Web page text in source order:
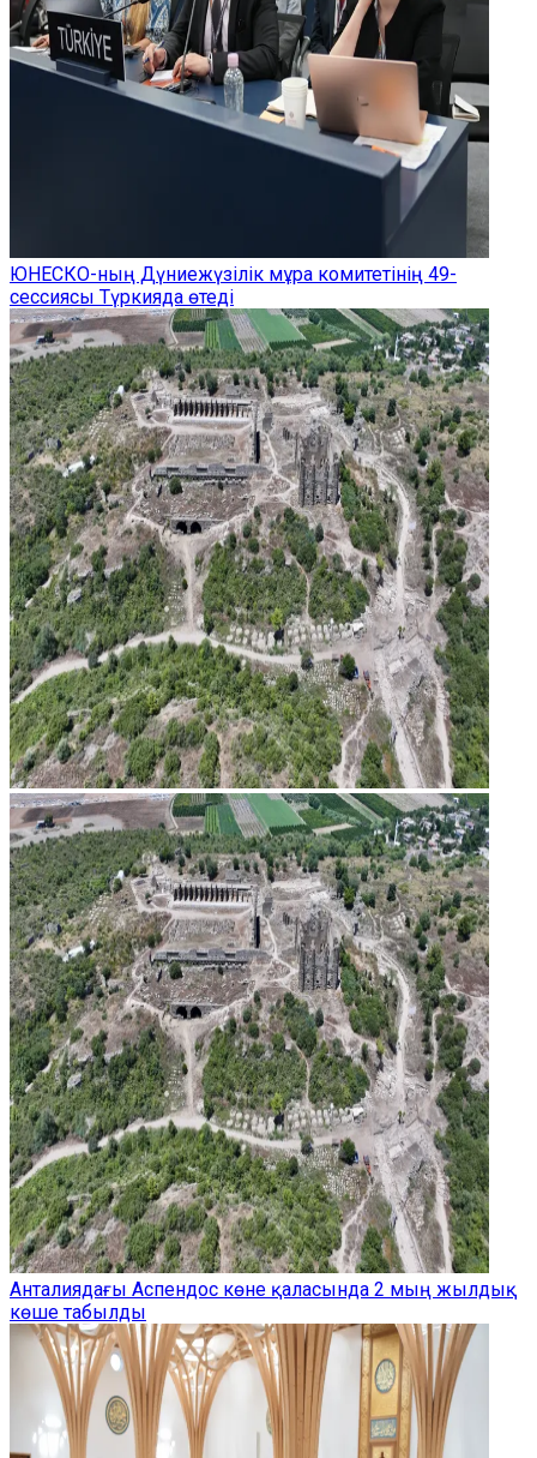
ЮНЕСКО-ның Дүниежүзілік мұра комитетінің 49-
сессиясы Түркияда өтеді
Анталиядағы Аспендос көне қаласында 2 мың жылдық
көше табылды